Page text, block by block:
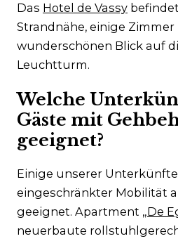
Das Hotel de Vassy
Strandnähe, einige
wunderschönen Blick auf
Leuchtturm.
Welche
Gäste mit
geeignet?
Einige unserer
eingeschränkter Mobilität
geeignet. Apartment „De
neuerbaute